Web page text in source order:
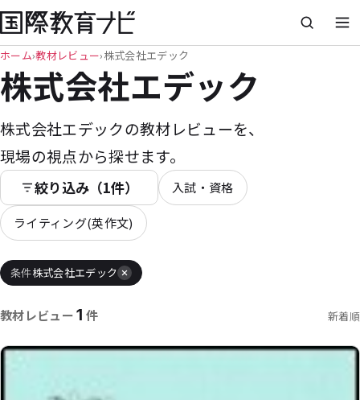
ホーム›教材レビュー›株式会社エデック
株式会社エデック
株式会社エデックの教材レビューを、
現場の視点から探せます。
絞り込み（1件） 入試・資格
ライティング(英作文)
条件株式会社エデック
教材レビュー1 件 新着順